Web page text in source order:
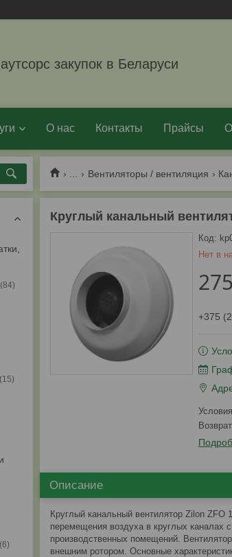
закупок в Беларуси
О нас Контакты Прайсы
Вентиляторы / вентиляция
Круглый канальный
Нет в
Код:
275
+375
Описание
Круглый канальный вентилятор Zilon
перемещения воздуха в круглых каналах
производственных помещений.
внешним ротором. Основные
84
15
6